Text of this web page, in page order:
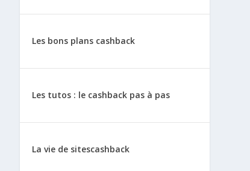
Les bons plans cashback
Les tutos : le cashback pas à pas
La vie de sitescashback